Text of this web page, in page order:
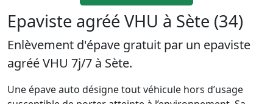
Epaviste agréé VHU à Sète (34)
Enlèvement d'épave gratuit par un epaviste
agréé VHU 7j/7 à Sète.
Une épave auto désigne tout véhicule hors d’usage